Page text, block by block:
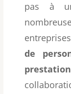
pas à
de